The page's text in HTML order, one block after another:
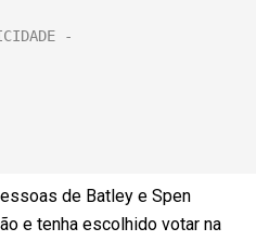
de Batley e Spen
e tenha escolhido votar na